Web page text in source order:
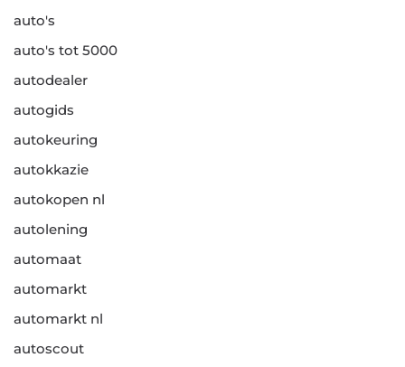
auto's
auto's tot 5000
autodealer
autogids
autokeuring
autokkazie
autokopen nl
autolening
automaat
automarkt
automarkt nl
autoscout